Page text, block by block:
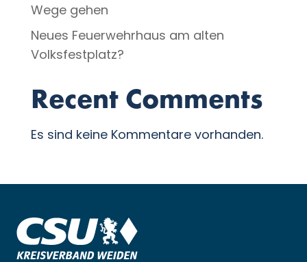
Wege gehen
Neues Feuerwehrhaus am alten
Volksfestplatz?
Recent Comments
Es sind keine Kommentare vorhanden.